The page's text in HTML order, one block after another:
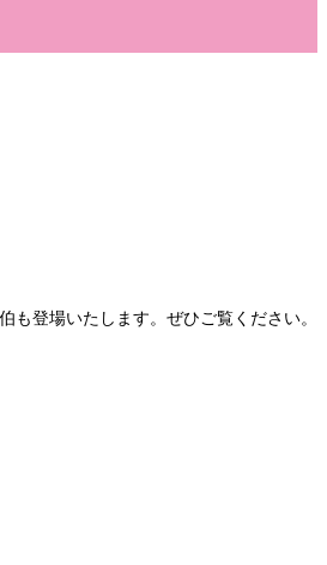
登場いたします。ぜひご覧ください。